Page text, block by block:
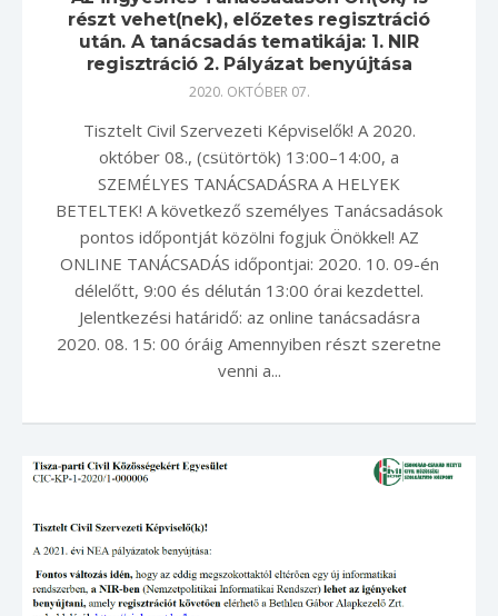
részt vehet(nek), előzetes regisztráció
után. A tanácsadás tematikája: 1. NIR
regisztráció 2. Pályázat benyújtása
2020. OKTÓBER 07.
Tisztelt Civil Szervezeti Képviselők! A 2020.
október 08., (csütörtök) 13:00–14:00, a
SZEMÉLYES TANÁCSADÁSRA A HELYEK
BETELTEK! A következő személyes Tanácsadások
pontos időpontját közölni fogjuk Önökkel! AZ
ONLINE TANÁCSADÁS időpontjai: 2020. 10. 09-én
délelőtt, 9:00 és délután 13:00 órai kezdettel.
Jelentkezési határidő: az online tanácsadásra
2020. 08. 15: 00 óráig Amennyiben részt szeretne
venni a...